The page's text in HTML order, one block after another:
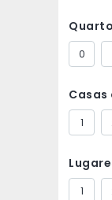
0
Casas
1
1